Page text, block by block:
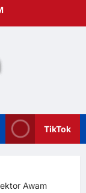
TikTok
Awam